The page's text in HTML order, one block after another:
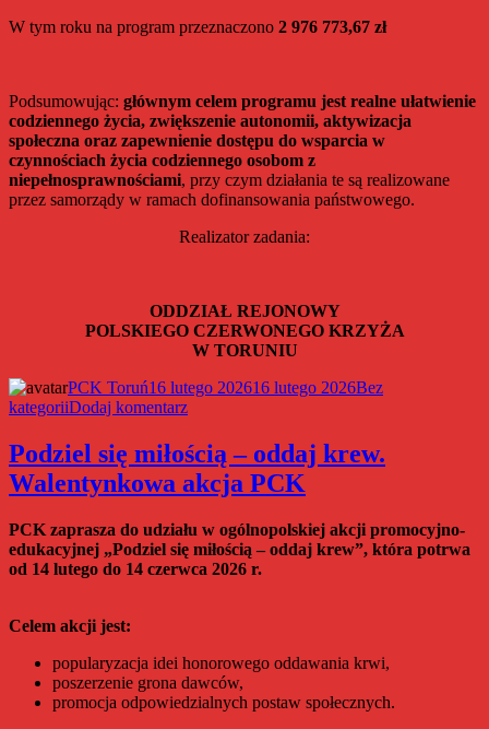
W tym roku na program przeznaczono 2 976 773,67 zł
Podsumowując: głównym celem programu jest realne ułatwienie
codziennego życia, zwiększenie autonomii, aktywizacja
społeczna oraz zapewnienie dostępu do wsparcia w
czynnościach życia codziennego osobom z
niepełnosprawnościami, przy czym działania te są realizowane
przez samorządy w ramach dofinansowania państwowego.
Realizator zadania:
ODDZIAŁ REJONOWY
POLSKIEGO CZERWONEGO KRZYŻA
W TORUNIU
Autor
PCK ToruńData
publikacji
16 lutego 202616 lutego 2026Kategorie
Bez
kategoriiDodaj komentarzdo
w
Toruniu
realizatorem
„Asystent
osobisty
osoby
Samorządu
Terytorialnego
–
Podziel się miłością – oddaj krew.
Walentynkowa akcja PCK
PCK zaprasza do udziału w ogólnopolskiej akcji promocyjno-
edukacyjnej „Podziel się miłością – oddaj krew”, która potrwa
od 14 lutego do 14 czerwca 2026 r.
Celem akcji jest:
popularyzacja idei honorowego oddawania krwi,
poszerzenie grona dawców,
promocja odpowiedzialnych postaw społecznych.